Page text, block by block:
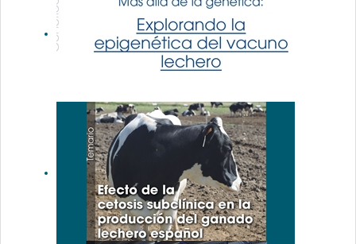
Más allá de
la genética:
Explorando
epigenética
del vacuno
lechero